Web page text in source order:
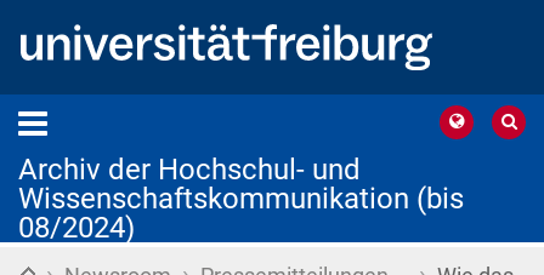
Archiv der Hochschul- und
Wissenschaftskommunikation (bis
08/2024)